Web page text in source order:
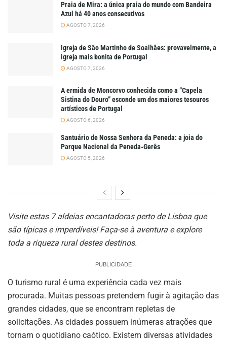
Praia de Mira: a única praia do mundo com Bandeira
Azul há 40 anos consecutivos
AGOSTO 7, 2026
Igreja de São Martinho de Soalhães: provavelmente, a
igreja mais bonita de Portugal
AGOSTO 7, 2026
A ermida de Moncorvo conhecida como a “Capela
Sistina do Douro” esconde um dos maiores tesouros
artísticos de Portugal
AGOSTO 6, 2026
Santuário de Nossa Senhora da Peneda: a joia do
Parque Nacional da Peneda-Gerês
AGOSTO 5, 2026
Visite estas 7 aldeias encantadoras perto de Lisboa que
são típicas e imperdíveis! Faça-se à aventura e explore
toda a riqueza rural destes destinos.
PUBLICIDADE
O turismo rural é uma experiência cada vez mais
procurada. Muitas pessoas pretendem fugir à agitação das
grandes cidades, que se encontram repletas de
solicitações. As cidades possuem inúmeras atrações que
tornam o quotidiano caótico. Existem diversas atividades